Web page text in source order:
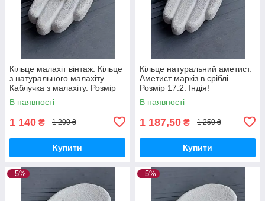
Кільце малахіт вінтаж. Кільце
з натурального малахіту.
Каблучка з малахіту. Розмір
15.5. Індія!
В наявності
1 140 ₴ 1 200 ₴
Купити
Кільце натуральний аметист.
Аметист маркіз в сріблі.
Розмір 17.2. Індія!
В наявності
1 187,50 ₴ 1 250 ₴
Купити
–5% –5%